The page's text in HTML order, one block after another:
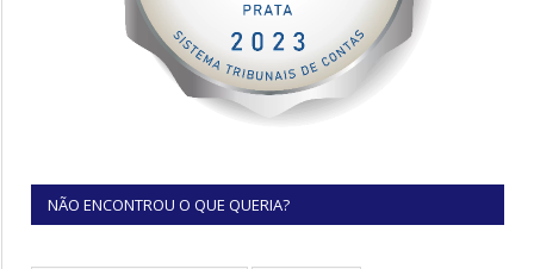
NÃO ENCONTROU O QUE QUERIA?